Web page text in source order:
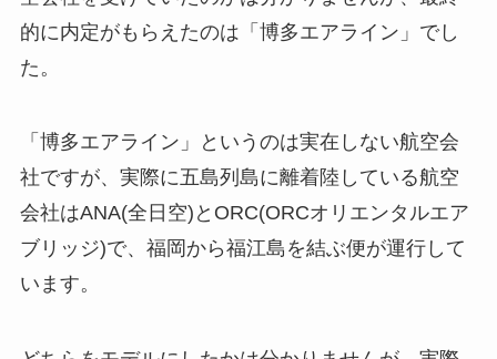
的に内定がもらえたのは「博多エアライン」でし
た。
「博多エアライン」というのは実在しない航空会
社ですが、実際に五島列島に離着陸している航空
会社はANA(全日空)とORC(ORCオリエンタルエア
ブリッジ)で、福岡から福江島を結ぶ便が運行して
います。